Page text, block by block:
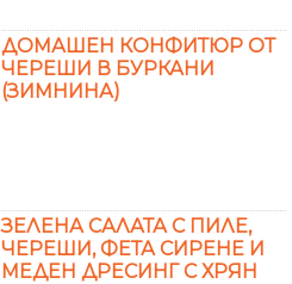
ДОМАШЕН КОНФИТЮР ОТ
ЧЕРЕШИ В БУРКАНИ
(ЗИМНИНА)
ЗЕЛЕНА САЛАТА С ПИЛЕ,
ЧЕРЕШИ, ФЕТА СИРЕНЕ И
МЕДЕН ДРЕСИНГ С ХРЯН